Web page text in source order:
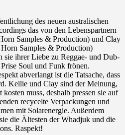
des neuen australischen
das von den Lebenspartnern
Samples & Production) und Clay
Samples & Production)
sie ihrer Liebe zu Reggae- und Dub-
Soul und Funk frönen.
abverlangt ist die Tatsache, dass
Kellie und Clay sind der Meinung,
muss, deshalb pressen sie auf
recycelte Verpackungen und
mit Solarenergie. Außerdem
die Ältesten der Whadjuk und die
Raspekt!